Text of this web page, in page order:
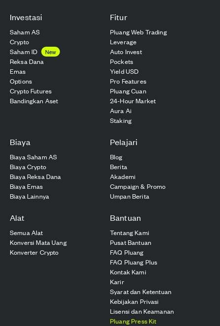
Investasi
Saham AS
Crypto
Saham ID
New
Reksa Dana
Emas
Options
Crypto Futures
Bandingkan Aset
Fitur
Pluang Web Trading
Leverage
Auto Invest
Pockets
Yield USD
Pro Features
Pluang Cuan
24-Hour Market
Aura Ai
Staking
Biaya
Biaya Saham AS
Biaya Crypto
Biaya Reksa Dana
Biaya Emas
Biaya Lainnya
Pelajari
Blog
Berita
Akademi
Campaign & Promo
Umpan Berita
Alat
Semua Alat
Konversi Mata Uang
Konverter Crypto
Bantuan
Tentang Kami
Pusat Bantuan
FAQ Pluang
FAQ Pluang Plus
Kontak Kami
Karir
Syarat dan Ketentuan
Kebijakan Privasi
Lisensi dan Keamanan
Pluang Press Kit